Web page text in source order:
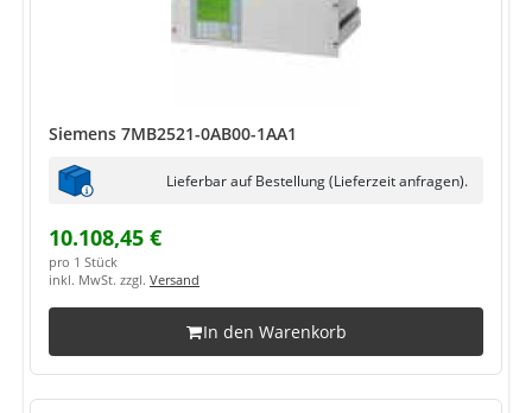
Siemens 7MB2521-0AB00-1AA1
Lieferbar auf Bestellung (Lieferzeit anfragen).
10.108,45 €
pro 1 Stück
inkl. MwSt. zzgl. Versand
In den Warenkorb